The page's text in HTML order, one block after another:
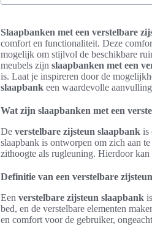
Slaapbanken met een verstelbare
comfort en functionaliteit. Deze
mogelijk om stijlvol de beschikbare
meubels zijn slaapbanken met een
is. Laat je inspireren door de
slaapbank een waardevolle
Wat zijn slaapbanken met een
De verstelbare zijsteun slaapbank is
slaapbank is ontworpen om zich aan
zithoogte als rugleuning. Hierdoor
Definitie van een verstelbare
Een verstelbare zijsteun slaapbank
bed, en de verstelbare elementen
en comfort voor de gebruiker,